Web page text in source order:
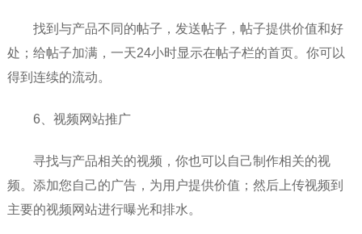
找到与产品不同的帖子，发送帖子，帖子提供价值和好
处；给帖子加满，一天24小时显示在帖子栏的首页。你可以
得到连续的流动。
6、视频网站推广
寻找与产品相关的视频，你也可以自己制作相关的视
频。添加您自己的广告，为用户提供价值；然后上传视频到
主要的视频网站进行曝光和排水。